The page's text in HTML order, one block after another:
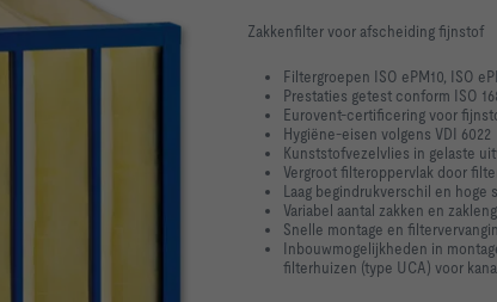
Zakkenfilter voor afscheiding fijnstof
Filtergroepen ISO ePM10, ISO
Prestaties getest conform ISO
Eurovent-certificering voor
Hygiëne-eisen volgens VDI 6022
Kunststofvezelvlies in gelaste
Vergroot filteroppervlak door
Laag begindrukverschil en hoge
Variabel aantal zakken en
Snelle montage en
Inbouwmogelijkheden in
filterhuizen (type UCA) voor